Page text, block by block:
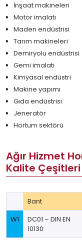
İnşaat makineleri
Motor imalatı
Maden endüstrisi
Tarım makineleri
Demiryolu endüstrisi
Gemi imalatı
Kimyasal endüstri
Makine yapımı
Gıda endüstrisi
Jeneratör
Hortum sektörü
Ağır Hizmet
Kalite Çeşitleri
Bant
W1
DC01 – DIN EN
10130